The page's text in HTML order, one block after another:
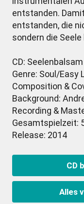
entstanden.
entstanden, die
sondern die
CD:
Genre: Soul/Easy
Composition &
Background:
Recording &
Gesamtspielzeit:
Release: 2014
CD
Alles